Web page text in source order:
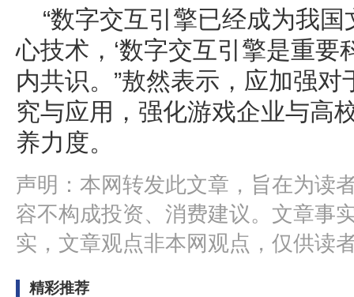
“数字交互引擎已经成为我
心技术，‘数字交互引擎是重要
内共识。”敖然表示，应加强
究与应用，强化游戏企业与高
养力度。
声明：本网转发此文章，旨在为读
容不构成投资、消费建议。文章事
实，文章观点非本网观点，仅供读
精彩推荐